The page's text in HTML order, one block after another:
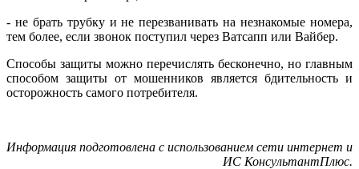
- не брать трубку и не перезванивать на незнакомые номера,
тем более, если звонок поступил через Ватсапп или Вайбер.
Способы защиты можно перечислять бесконечно, но главным
способом защиты от мошенников является бдительность и
осторожность самого потребителя.
Информация подготовлена с использованием сети интернет и
ИС КонсультантПлюс.